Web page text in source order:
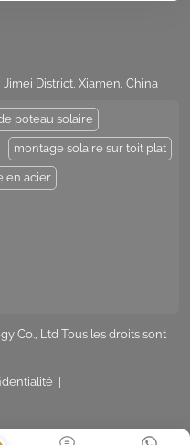
District, Xiamen, China
poteau solaire
montage solaire sur toit plat
en acier
Co., Ltd Tous les droits sont